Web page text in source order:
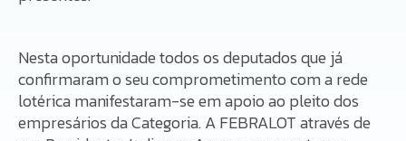
Nesta oportunidade todos os deputados que já
confirmaram o seu comprometimento com a rede
lotérica manifestaram-se em apoio ao pleito dos
empresários da Categoria. A FEBRALOT através de